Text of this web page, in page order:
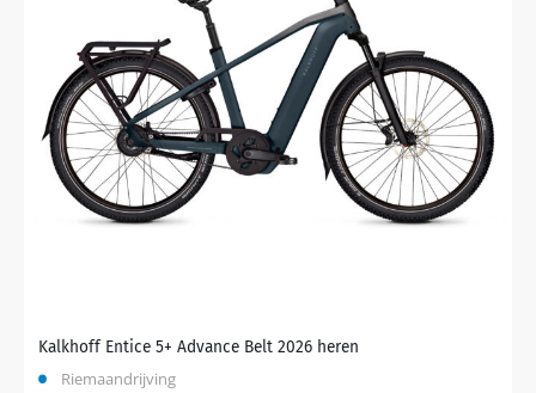
Kalkhoff Entice 5+ Advance Belt 2026 heren
Riemaandrijving